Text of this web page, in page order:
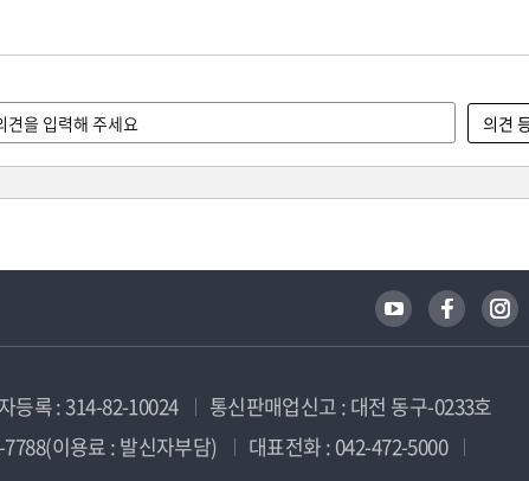
등록 : 314-82-10024
통신판매업신고 : 대전 동구-0233호
이용료 : 발신자부담)
대표전화 : 042-472-5000